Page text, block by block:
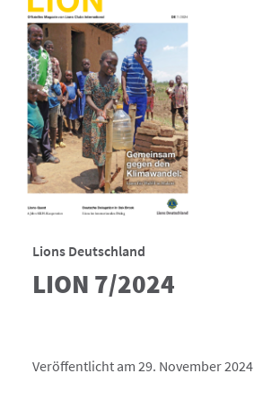
Lions Deutschland
LION 7/2024
Veröffentlicht am 29. November 2024